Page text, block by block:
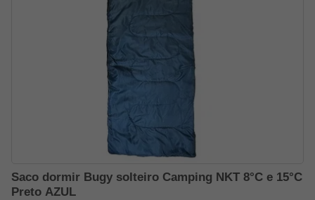
Saco dormir Bugy solteiro Camping NKT 8°C e 15°C
Preto AZUL